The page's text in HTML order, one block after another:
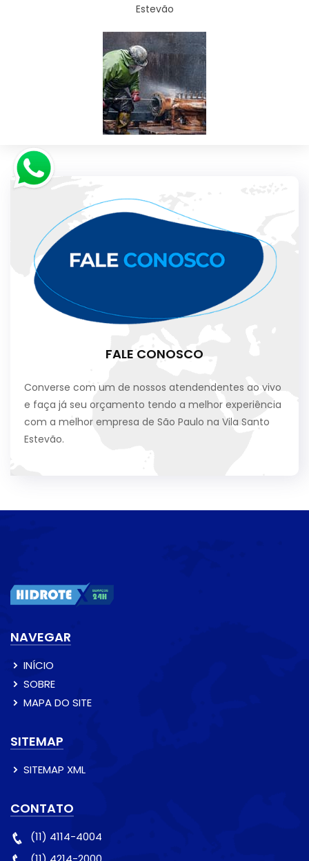
Estevão
FALE CONOSCO
Converse com um de nossos atendendentes ao vivo
e faça já seu orçamento tendo a melhor experiência
com a melhor empresa de São Paulo na Vila Santo
Estevão.
NAVEGAR
INÍCIO
SOBRE
MAPA DO SITE
SITEMAP
SITEMAP XML
CONTATO
(11) 4114-4004